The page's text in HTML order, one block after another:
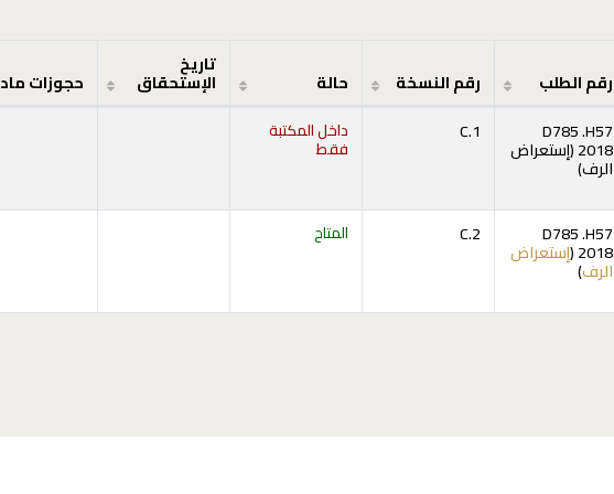
رقم الطلب رقم النسخة حالة
تاريخ
الإستحقاق حجوزات
D785 .H57
2018 ( إستعراض
الرف(يفتح أدناه)
)
C.1 داخل المكتبة
فقط
D785 .H57
2018 ( إستعراض
الرف(يفتح أدناه)
)
C.2 المتاح